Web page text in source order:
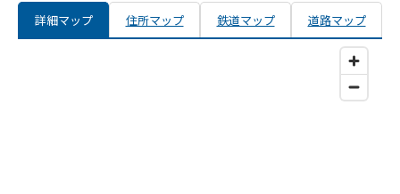
詳細マップ 住所マップ 鉄道マップ 道路マップ